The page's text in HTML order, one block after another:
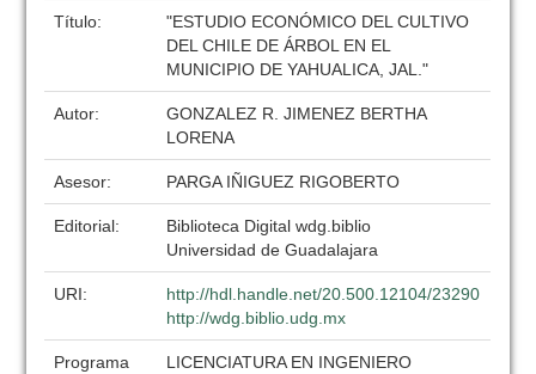
Título:
"ESTUDIO ECONÓMICO DEL CULTIVO
DEL CHILE DE ÁRBOL EN EL
MUNICIPIO DE YAHUALICA, JAL."
Autor:
GONZALEZ R. JIMENEZ BERTHA
LORENA
Asesor: PARGA IÑIGUEZ RIGOBERTO
Editorial:
Biblioteca Digital wdg.biblio
Universidad de Guadalajara
URI:
http://hdl.handle.net/20.500.12104/23290
http://wdg.biblio.udg.mx
Programa
LICENCIATURA EN INGENIERO